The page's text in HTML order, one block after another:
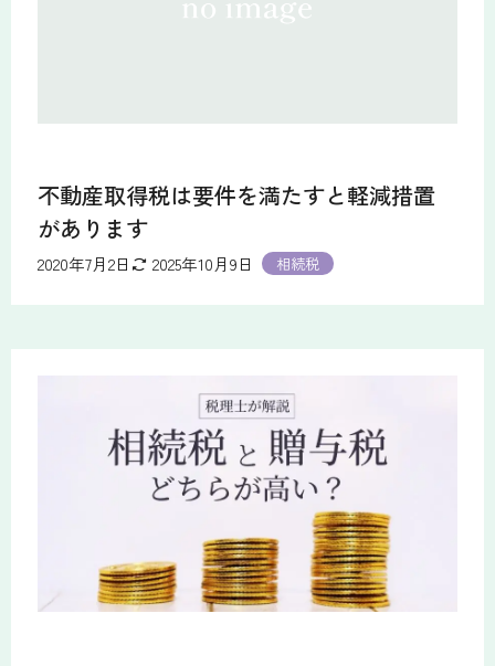
不動産取得税は要件を満たすと軽減措置
があります
2020年7月2日 2025年10月9日 相続税